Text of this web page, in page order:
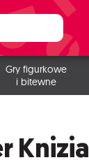
Gry figurkowe
i bitewne
Knizia